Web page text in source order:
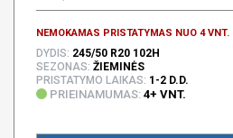
NEMOKAMAS PRISTATYMAS NUO 4 VNT.
DYDIS: 245/50 R20 102H
SEZONAS: ŽIEMINĖS
PRISTATYMO LAIKAS: 1-2 D.D.
PRIEINAMUMAS: 4+ VNT.